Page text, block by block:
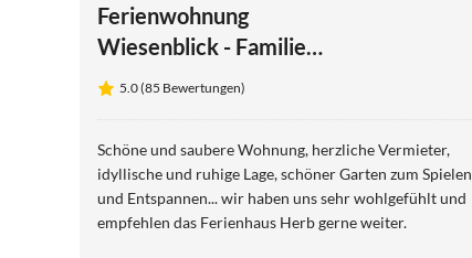
Ferienwohnung
Wiesenblick - Familie
Herb
5.0 (85 Bewertungen)
Schöne und saubere Wohnung, herzliche Vermieter,
idyllische und ruhige Lage, schöner Garten zum Spielen
und Entspannen... wir haben uns sehr wohlgefühlt und
empfehlen das Ferienhaus Herb gerne weiter.